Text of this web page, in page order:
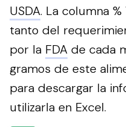
USDA. La columna
tanto del
por la FDA de cada
gramos de este
para descargar la
utilizarla en Excel.